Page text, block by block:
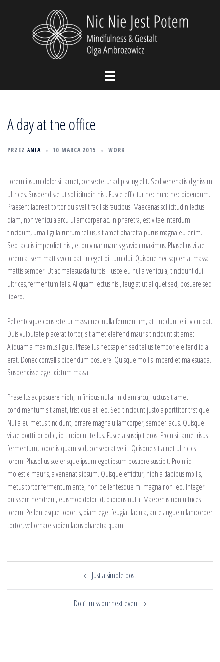
Przełącz
A day at the office
PRZEZ ANIA 10 MARCA 2015 WORK
Lorem ipsum dolor sit amet, consectetur adipiscing elit. Sed venenatis dignissim
ultrices. Suspendisse ut sollicitudin nisi. Fusce efficitur nec nunc nec bibendum.
Praesent laoreet tortor quis velit facilisis faucibus. Maecenas sollicitudin lectus
diam, non vehicula arcu ullamcorper ac. In pharetra, est vitae interdum
tincidunt, urna ligula rutrum tellus, sit amet pharetra purus magna eu enim.
Sed iaculis imperdiet nisi, et pulvinar mauris gravida maximus. Phasellus vitae
lorem at sem mattis volutpat. In eget dictum dui. Quisque nec sapien at massa
mattis semper. Ut ac malesuada turpis. Fusce eu nulla vehicula, tincidunt dui
ultrices, fermentum felis. Aliquam lectus nisi, feugiat ut aliquet sed, posuere sed
libero.
Pellentesque consectetur massa nec nulla fermentum, at tincidunt elit volutpat.
Duis vulputate placerat tortor, sit amet eleifend mauris tincidunt sit amet.
Aliquam a maximus ligula. Phasellus nec sapien sed tellus tempor eleifend id a
erat. Donec convallis bibendum posuere. Quisque mollis imperdiet malesuada.
Suspendisse eget dictum massa.
Phasellus ac posuere nibh, in finibus nulla. In diam arcu, luctus sit amet
condimentum sit amet, tristique et leo. Sed tincidunt justo a porttitor tristique.
Nulla eu metus tincidunt, ornare magna ullamcorper, semper lacus. Quisque
vitae porttitor odio, id tincidunt tellus. Fusce a suscipit eros. Proin sit amet risus
fermentum, lobortis quam sed, consequat velit. Quisque sit amet ultricies
lorem. Phasellus scelerisque ipsum eget ipsum posuere suscipit. Proin id
molestie mauris, a venenatis ipsum. Quisque efficitur, nibh a dapibus mollis,
metus tortor fermentum ante, non pellentesque mi magna non leo. Integer
quis sem hendrerit, euismod dolor id, dapibus nulla. Maecenas non ultrices
lorem. Pellentesque lobortis, diam eget feugiat lacinia, ante augue ullamcorper
tortor, vel ornare sapien lacus pharetra quam.
Nawigacja
Just a simple post
Don’t miss our next event